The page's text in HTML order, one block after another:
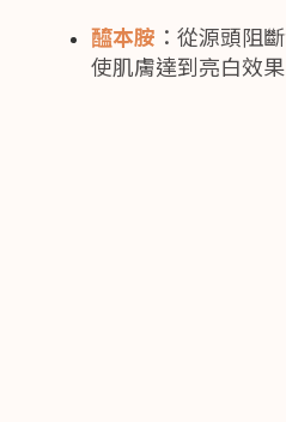
醯本胺 ：從源頭阻
使肌膚達到亮白效果